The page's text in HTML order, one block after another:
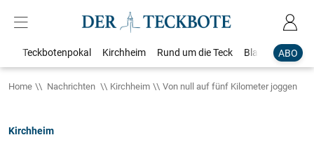
ABO
Teckbotenpokal Kirchheim Rund um die Teck Blaulicht
Home Nachrichten Kirchheim Von null auf fünf Kilometer joggen
Kirchheim